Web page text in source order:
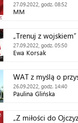
27.09.2022, godz. 08:52
MM
„Trenuj z
27.09.2022, godz. 05:50
Ewa Korsak
WAT z myślą o
26.09.2022, godz. 14:40
Paulina Glińska
„Z miłości do